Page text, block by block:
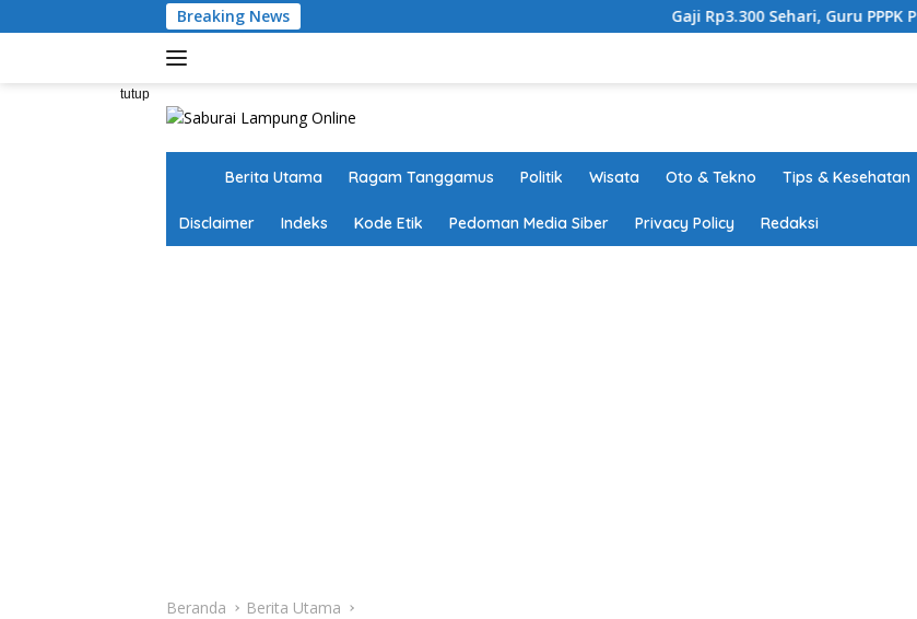
ke
Breaking News Gaji Rp3.300 Sehari, Guru PPPK Paruh
tutup
m
e
Berita Utama Ragam Tanggamus Politik Wisata Oto & Tekno Tips & Kesehatan
Disclaimer Indeks Kode Etik Pedoman Media Siber Privacy Policy Redaksi
Beranda Berita Utama